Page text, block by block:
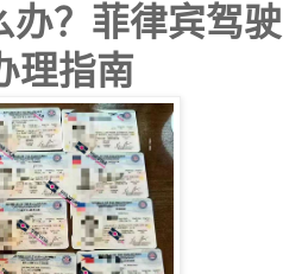
办？菲律宾驾驶
理指南